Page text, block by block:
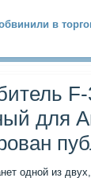
в
F-
для
одной из